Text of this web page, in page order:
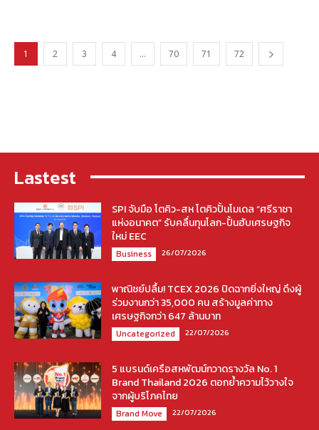
1 2 3 4 … 70 71 72
Lastest
SPI จับมือ โตคิว-สห โตคิวปั้นโมเดล “ศรีราชา
แห่งอนาคต” รับคลื่นทุนโลก-ปั้นฮับเศรษฐกิจ
ใหม่ EEC
Business 26/07/2026
พาณิชย์ปลื้ม! TCEX 2026 ปิดฉากยิ่งใหญ่ ดึงผู้
ร่วมงานกว่า 35,000 คน สร้างมูลค่าทาง
เศรษฐกิจกว่า 647 ล้านบาท
Uncategorized 22/07/2026
5 แบรนด์เครือสหพัฒน์กวาดรางวัล No. 1
Brand Thailand 2026 ตอกย้ำความไว้วางใจ
จากผู้บริโภคไทย
Brand Move 22/07/2026